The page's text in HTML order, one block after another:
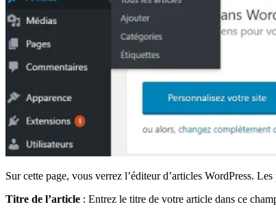
Sur cette page, vous verrez l’éditeur d’articles WordPress.
Titre de l’article : Entrez le titre de votre article dans ce